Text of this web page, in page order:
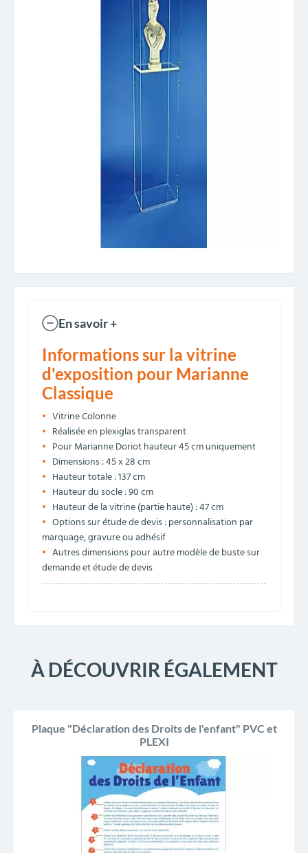
En savoir +
Informations sur la vitrine
d'exposition pour Marianne
Classique
Vitrine Colonne
Réalisée en plexiglas transparent
Pour Marianne Doriot hauteur 45 cm uniquement
Dimensions : 45 x 28 cm
Hauteur totale : 137 cm
Hauteur du socle : 90 cm
Hauteur de la vitrine (partie haute) : 47 cm
Options sur étude de devis : personnalisation par
marquage, gravure ou adhésif
Autres dimensions pour autre modèle de buste sur
demande et étude de devis
À DÉCOUVRIR ÉGALEMENT
Plaque "Déclaration des Droits de l'enfant" PVC et
PLEXI